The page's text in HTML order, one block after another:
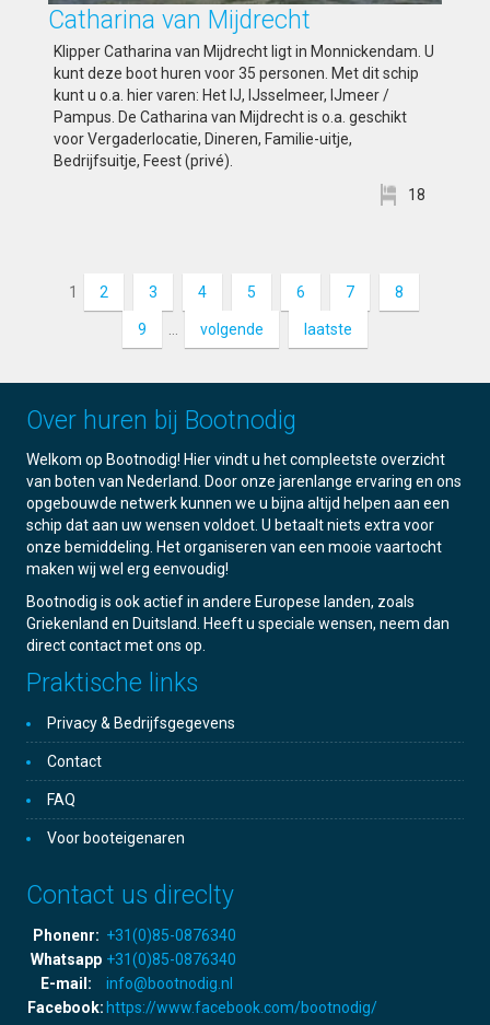
Catharina van Mijdrecht
Klipper Catharina van Mijdrecht ligt in Monnickendam. U
kunt deze boot huren voor 35 personen. Met dit schip
kunt u o.a. hier varen: Het IJ, IJsselmeer, IJmeer /
Pampus. De Catharina van Mijdrecht is o.a. geschikt
voor Vergaderlocatie, Dineren, Familie-uitje,
Bedrijfsuitje, Feest (privé).
18
1 2 3 4 5 6 7 8
9 volgende laatste
Over huren bij Bootnodig
Welkom op Bootnodig! Hier vindt u het compleetste overzicht
van boten van Nederland. Door onze jarenlange ervaring en ons
opgebouwde netwerk kunnen we u bijna altijd helpen aan een
schip dat aan uw wensen voldoet. U betaalt niets extra voor
onze bemiddeling. Het organiseren van een mooie vaartocht
maken wij wel erg eenvoudig!
Bootnodig is ook actief in andere Europese landen, zoals
Griekenland en Duitsland. Heeft u speciale wensen, neem dan
direct contact met ons op.
Praktische links
Privacy & Bedrijfsgegevens
Contact
FAQ
Voor booteigenaren
Contact us direclty
Phonenr: +31(0)85-0876340
Whatsapp +31(0)85-0876340
E-mail:
info@bootnodig.nl
Facebook: https://www.facebook.com/bootnodig/